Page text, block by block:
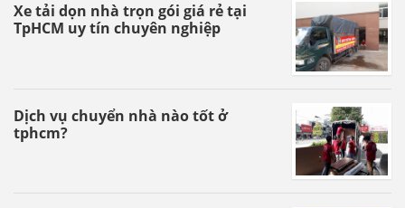
Xe tải dọn nhà trọn gói giá rẻ tại
TpHCM uy tín chuyên nghiệp
Dịch vụ chuyển nhà nào tốt ở
tphcm?